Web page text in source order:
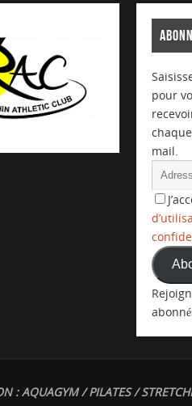
pour
mail.
: AQUAGYM / PILATES /